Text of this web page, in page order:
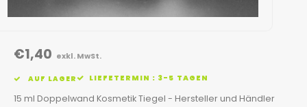
€1,40 exkl. MwSt.
AUF LAGER LIEFETERMIN : 3-5 TAGEN
15 ml Doppelwand Kosmetik Tiegel - Hersteller und Händler